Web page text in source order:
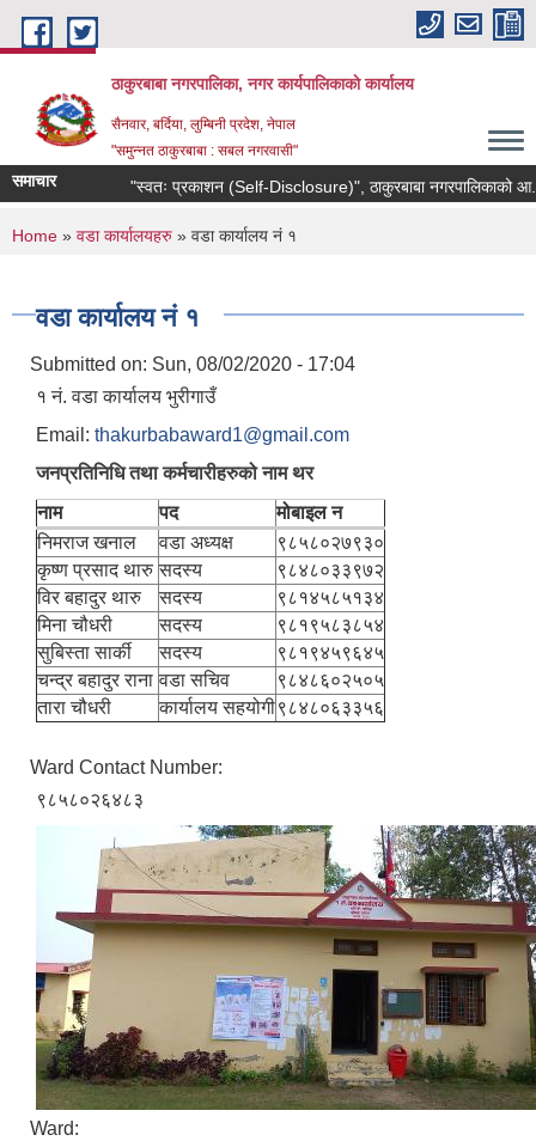
Skip to main content
ठाकुरबाबा नगरपालिका, नगर कार्यपालिकाकाे कार्यालय
सैनवार, बर्दिया, लुम्बिनी प्रदेश, नेपाल
"समुन्‍नत ठाकुरबाबा : सबल नगरवासी"
समाचार "स्वतः प्रकाशन (Self-Disclosure)", ठाकुरबाबा नगरपालिकाको
You are here
Home » वडा कार्यालयहरु » वडा कार्यालय नं १
वडा कार्यालय नं १
Submitted on: Sun, 08/02/2020 - 17:04
१ नं. वडा कार्यालय भुरीगाउँ
Email: thakurbabaward1@gmail.com
जनप्रतिनिधि तथा कर्मचारीहरुको नाम थर
नाम
पद
मोबाइल न
निमराज खनाल
वडा अध्यक्ष
९८५८०२७९३०
कृष्ण प्रसाद थारु सदस्य
९८४८०३३९७२
विर बहादुर थारु
सदस्य
९८१४५८५१३४
मिना चौधरी
सदस्य
९८१९५८३८५४
सुबिस्ता सार्की
सदस्य
९८१९४५९६४५
चन्द्र बहादुर राना वडा सचिव
९८४८६०२५०५
तारा चौधरी
कार्यालय सहयोगी९८४८०६३३५६
Ward Contact Number:
९८५८०२६४८३
Ward: